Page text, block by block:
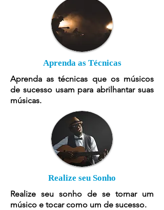
Aprenda as Técnicas
Aprenda as técnicas que os músicos
de sucesso usam para abrilhantar suas
músicas.
Realize seu Sonho
Realize seu sonho de se tornar um
músico e tocar como um de sucesso.